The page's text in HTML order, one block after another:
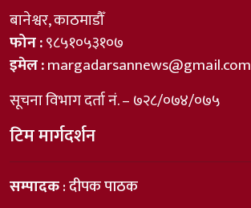
बानेश्वर, काठमाडौँ
फोन :९८५१०५३१०७
इमेल :margadarsannews@gmail.com
सूचना विभाग दर्ता नं. – ७२८/०७४/०७५
टिम मार्गदर्शन
सम्पादक: दीपक पाठक